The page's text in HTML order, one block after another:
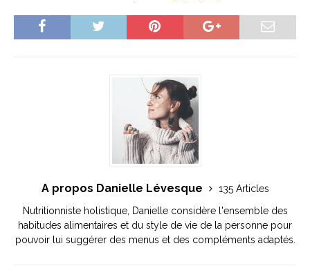
A propos Danielle Lévesque
135 Articles
Nutritionniste holistique, Danielle considère l'ensemble des
habitudes alimentaires et du style de vie de la personne pour
pouvoir lui suggérer des menus et des compléments adaptés.